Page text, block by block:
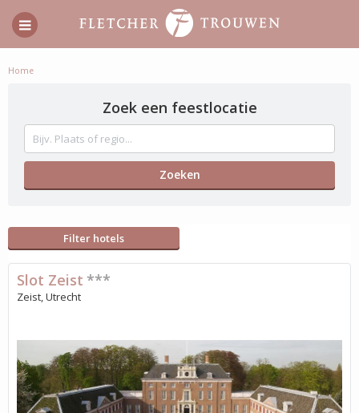
Home
Zoek een feestlocatie
Filter hotels
Slot Zeist ***
Zeist, Utrecht